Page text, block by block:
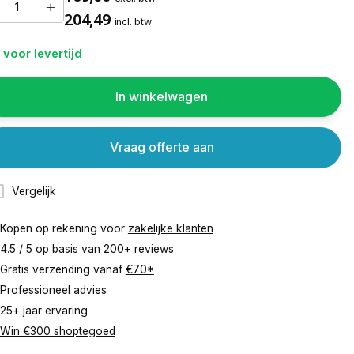
204,49 incl. btw
voor levertijd
In winkelwagen
Vergelijk
Vraag offerte aan
Kopen op rekening voor zakelijke klanten
4.5 / 5 op basis van 200+ reviews
Gratis verzending vanaf €70*
Professioneel advies
25+ jaar ervaring
Win €300 shoptegoed